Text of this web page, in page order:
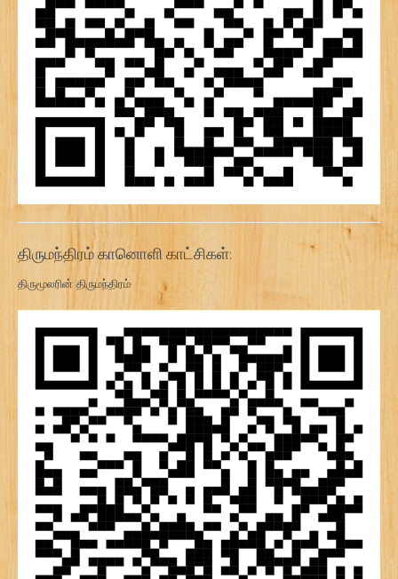
திருமந்திரம் கானொளி காட்சிகள்:
திருமூலரின் திருமந்திரம்